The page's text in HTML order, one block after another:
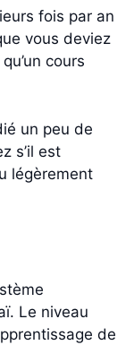
fois par an
vous deviez
cours
un peu de
s’il est
légèrement
Le niveau
de